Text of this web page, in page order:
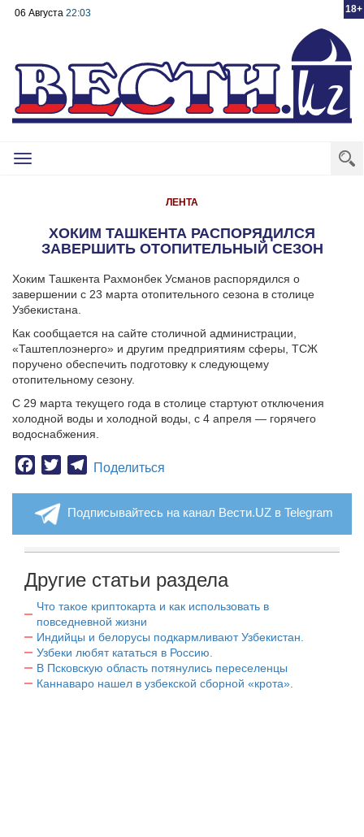
18+
06 Августа 22:03
Toggle
ЛЕНТА
ХОКИМ ТАШКЕНТА РАСПОРЯДИЛСЯ
ЗАВЕРШИТЬ ОТОПИТЕЛЬНЫЙ СЕЗОН
Хоким Ташкента Рахмонбек Усманов распорядился о
завершении с 23 марта отопительного сезона в столице
Узбекистана.
Как сообщается на сайте столичной администрации,
«Таштеплоэнерго» и другим предприятиям сферы, ТСЖ
поручено обеспечить подготовку к следующему
отопительному сезону.
С 29 марта текущего года в столице стартуют отключения
холодной воды и холодной воды, с 4 апреля — горячего
водоснабжения.
Facebook
TwitterTelegram
Поделиться
Подписывайтесь на канал Вести.UZ в Telegram
Другие статьи раздела
Что такое криптокарта и как использовать в
повседневной жизни
Индийцы и белорусы подкармливают Узбекистан.
Узбеки любят кататься в Россию.
В Псковскую область потянулись переселенцы
Каннаваро нашел в узбекской сборной «крота».